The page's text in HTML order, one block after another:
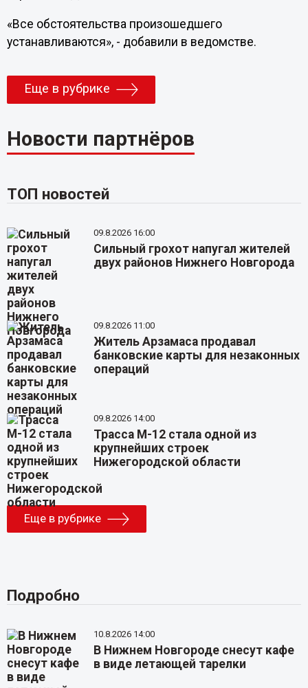
«Все обстоятельства произошедшего
устанавливаются», - добавили в ведомстве.
Еще в рубрике
Новости партнёров
ТОП новостей
09.8.2026 16:00
Сильный грохот напугал жителей
двух районов Нижнего Новгорода
09.8.2026 11:00
Житель Арзамаса продавал
банковские карты для незаконных
операций
09.8.2026 14:00
Трасса М-12 стала одной из
крупнейших строек
Нижегородской области
Еще в рубрике
Подробно
10.8.2026 14:00
В Нижнем Новгороде снесут кафе
в виде летающей тарелки